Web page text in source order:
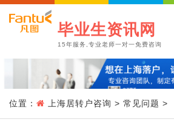
毕业生资讯网
15年服务,专业老师一对一免费咨询
位置： 上海居转户咨询 > 常见问题 >